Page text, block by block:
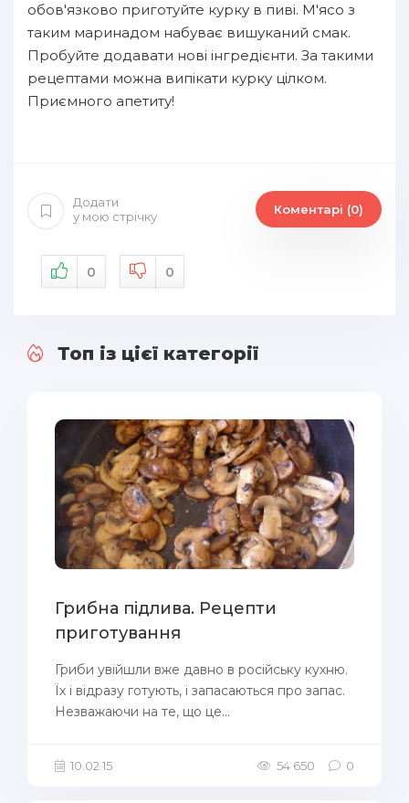
обов'язково приготуйте курку в пиві. М'ясо з
таким маринадом набуває вишуканий смак.
Пробуйте додавати нові інгредієнти. За такими
рецептами можна випікати курку цілком.
Приємного апетиту!
Додати
у мою стрічку
Коментарі (0)
0 0
Топ із цієї категорії
Грибна підлива. Рецепти
приготування
Гриби увійшли вже давно в російську кухню.
Їх і відразу готують, і запасаються про запас.
Незважаючи на те, що це...
10.02.15 54 650 0